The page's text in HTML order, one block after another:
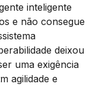
inteligente
e não consegue
deixou
uma exigência
agilidade e